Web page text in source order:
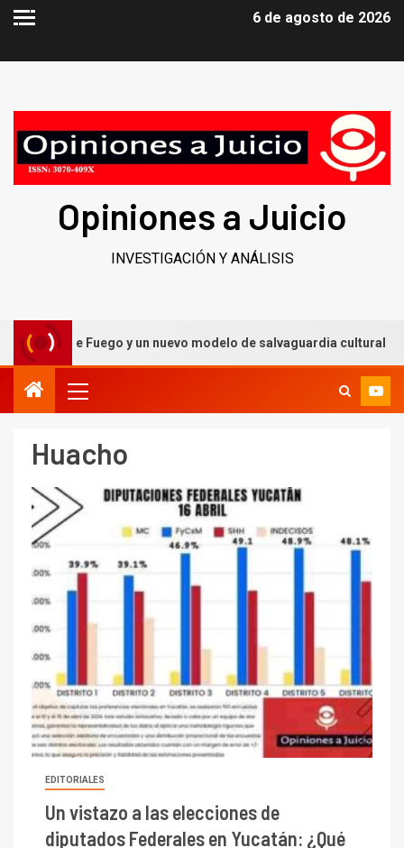
6 de agosto de 2026
Opiniones a Juicio
INVESTIGACIÓN Y ANÁLISIS
de Fuego y un nuevo modelo de salvaguardia cultural
Huacho
EDITORIALES
Un vistazo a las elecciones de
diputados Federales en Yucatán: ¿Qué